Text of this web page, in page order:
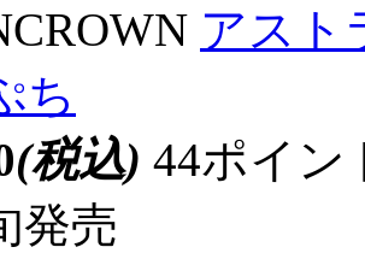
アスト
ち
(税込) 44ポイ
発売